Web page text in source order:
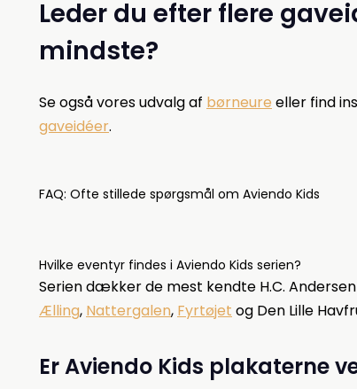
Leder du efter flere
mindste?
Se også vores udvalg af børneure eller find
gaveidéer.
FAQ: Ofte stillede spørgsmål om Aviendo Kids
Hvilke eventyr findes i Aviendo Kids serien?
Serien dækker de mest kendte H.C.
Ælling, Nattergalen, Fyrtøjet og Den Lille
Er Aviendo Kids plakaterne